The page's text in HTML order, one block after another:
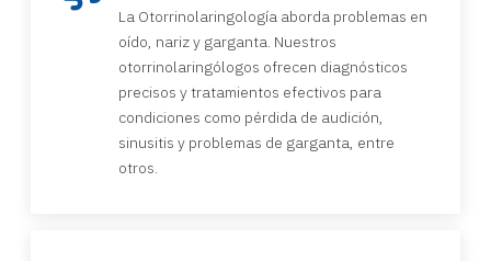
La Otorrinolaringología aborda problemas en
oído, nariz y garganta. Nuestros
otorrinolaringólogos ofrecen diagnósticos
precisos y tratamientos efectivos para
condiciones como pérdida de audición,
sinusitis y problemas de garganta, entre
otros.